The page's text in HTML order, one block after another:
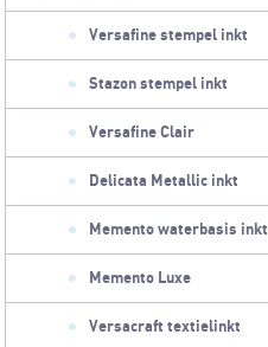
Versafine stempel inkt
Stazon stempel inkt
Versafine Clair
Delicata Metallic inkt
Memento waterbasis inkt
Memento Luxe
Versacraft textielinkt